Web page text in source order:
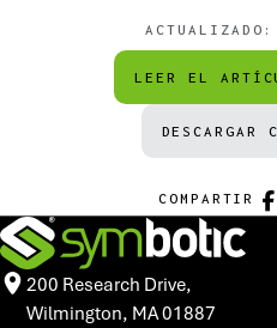
ACTUALIZADO:
LEER EL
DESCARGAR
COMPARTIR
200 Research Drive,
Wilmington, MA 01887